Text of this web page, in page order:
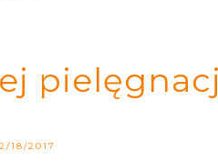
2/18/2017